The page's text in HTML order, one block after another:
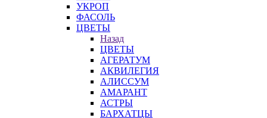
УКРОП
ФАСОЛЬ
ЦВЕТЫ
Назад
ЦВЕТЫ
АГЕРАТУМ
АКВИЛЕГИЯ
АЛИССУМ
АМАРАНТ
АСТРЫ
БАРХАТЦЫ